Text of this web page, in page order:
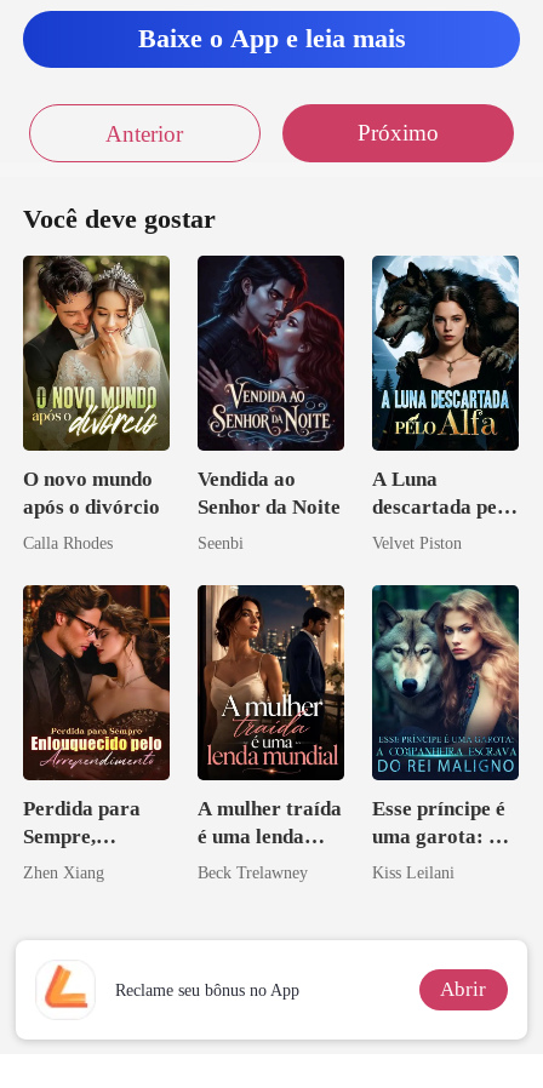
Baixe o App e leia mais
Anterior Próximo
Você deve gostar
O novo mundo
após o divórcio
Calla Rhodes
Vendida ao
Senhor da Noite
Seenbi
A Luna
descartada pelo
Alfa
Velvet Piston
Perdida para
Sempre,
Enlouquecido
o
Zhen Xiang
A mulher traída
é uma lenda
mundial
Beck Trelawney
Esse príncipe é
uma garota: A
companheira
Kiss Leilani
Reclame seu bônus no App Abrir